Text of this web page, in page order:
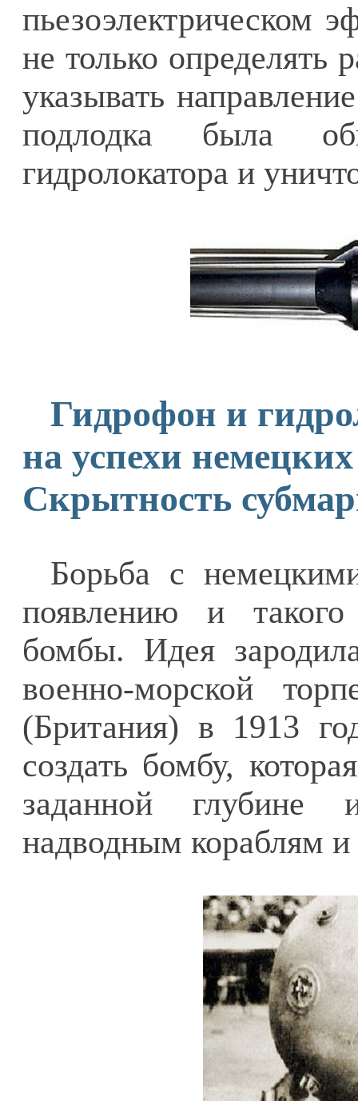
пьезоэлектрическом
не только определять
указывать
подлодка была
гидролокатора и
Гидрофон и
на успехи
Скрытность
Борьба с
появлению и
бомбы. Идея
военно-морской
(Британия) в 1913
создать бомбу,
заданной
надводным кораблям и